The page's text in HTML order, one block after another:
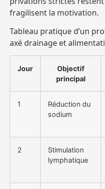
fragilisent la motivation.
Tableau pratique d’un
axé drainage et
Jour
Objectif
principal
1
Réduction du
sodium
2
Stimulation
lymphatique